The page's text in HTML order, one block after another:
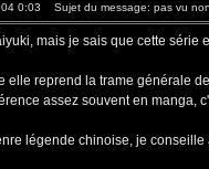
0:03 Sujet du message: pas vu
mais je sais que cette
elle reprend la trame générale
assez souvent en manga,
légende chinoise, je